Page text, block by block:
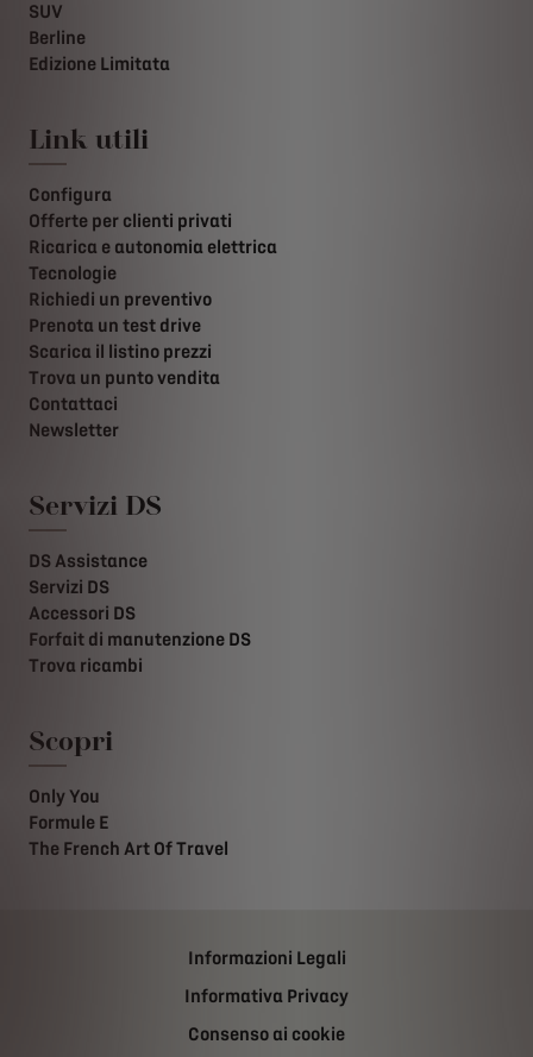
SUV
Berline
Edizione Limitata
Link utili
Configura
Offerte per clienti privati
Ricarica e autonomia elettrica
Tecnologie
Richiedi un preventivo
Prenota un test drive
Scarica il listino prezzi
Trova un punto vendita
Contattaci
Newsletter
Servizi DS
DS Assistance
Servizi DS
Accessori DS
Forfait di manutenzione DS
Trova ricambi
Scopri
Only You
Formule E
The French Art Of Travel
Informazioni Legali
Informativa Privacy
Consenso ai cookie